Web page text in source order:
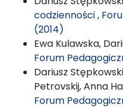
codzienności,
(2014)
Ewa Kulawska,
Forum
Dariusz
Petrovskij, Anna
Forum